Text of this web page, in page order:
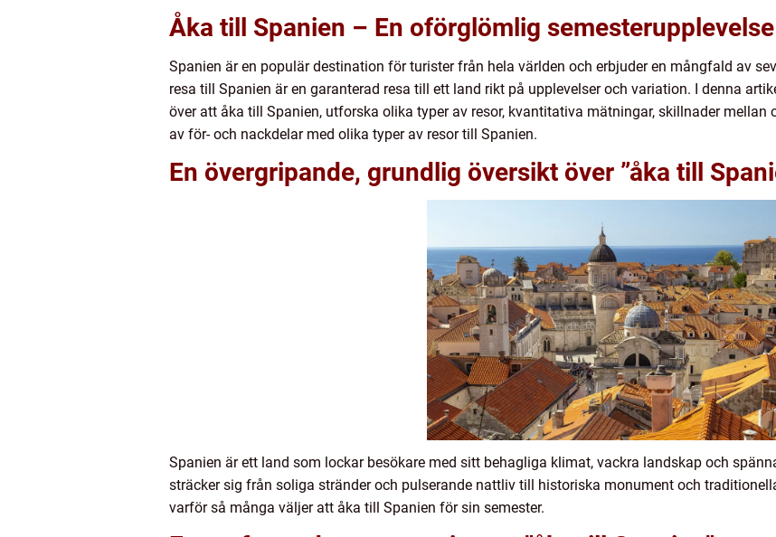
Åka till Spanien – En oförglömlig semesterupplevelse
Spanien är en populär destination för turister från hela världen och erbjuder en mångfald av
resa till Spanien är en garanterad resa till ett land rikt på upplevelser och variation. I denna
över att åka till Spanien, utforska olika typer av resor, kvantitativa mätningar, skillnader mellan
av för- och nackdelar med olika typer av resor till Spanien.
En övergripande, grundlig översikt över ”åka till
Spanien är ett land som lockar besökare med sitt behagliga klimat, vackra landskap och
sträcker sig från soliga stränder och pulserande nattliv till historiska monument och
varför så många väljer att åka till Spanien för sin semester.